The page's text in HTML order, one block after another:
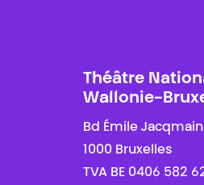
Théâtre
Wallonie-
Bd Émile Jacqmain
1000 Bruxelles
TVA BE 0406 582